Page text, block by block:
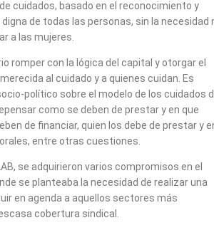
cuidados, basado en el reconocimiento y
de todas las personas, sin la necesidad
a las mujeres.
romper con la lógica del capital y otorgar el
al cuidado y a quienes cuidan. Es
político sobre el modelo de los cuidados
como se deben de prestar y en que
de financiar, quien los debe de prestar y
entre otras cuestiones.
se adquirieron varios compromisos en el
se planteaba la necesidad de realizar una
en agenda a aquellos sectores más
cobertura sindical.